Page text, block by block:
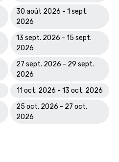
30 août 2026 - 1 sept.
2026
13 sept. 2026 - 15 sept.
2026
27 sept. 2026 - 29 sept.
2026
11 oct. 2026 - 13 oct. 2026
25 oct. 2026 - 27 oct.
2026